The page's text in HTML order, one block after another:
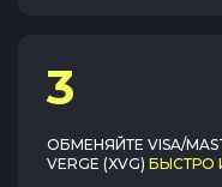
3
ОБМЕНЯЙТЕ VISA/
VERGE (XVG) БЫСТРО